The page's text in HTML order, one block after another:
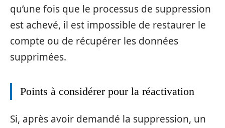
qu’une fois que le processus de suppression
est achevé, il est impossible de restaurer le
compte ou de récupérer les données
supprimées.
Points à considérer pour la réactivation
Si, après avoir demandé la suppression, un